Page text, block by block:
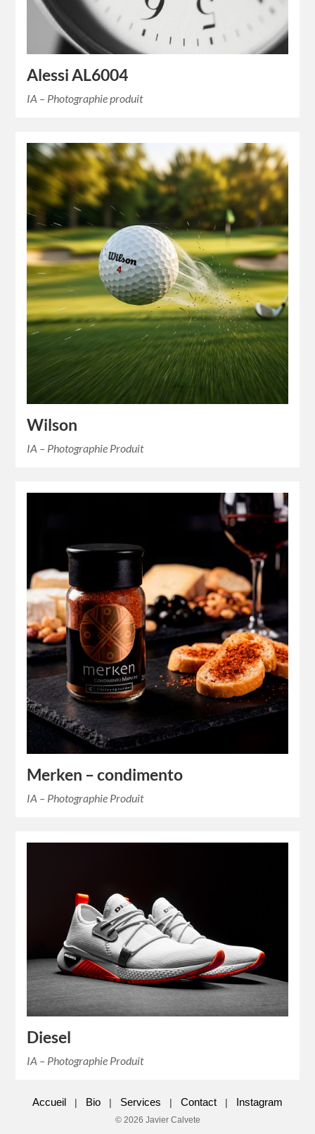
Alessi AL6004
IA – Photographie produit
Wilson
IA – Photographie Produit
Merken – condimento
IA – Photographie Produit
Diesel
IA – Photographie Produit
Accueil | Bio | Services | Contact | Instagram
© 2026 Javier Calvete